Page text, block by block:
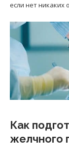
если нет никаких
Как
желчного